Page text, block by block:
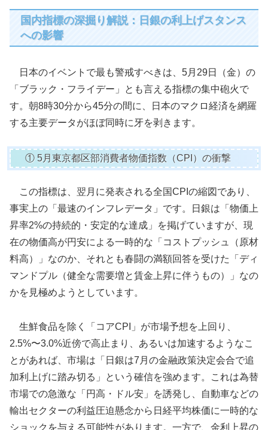
国内指標の深掘り解説：日銀の利上げスタンス
への影響
日本のイベントで最も警戒すべきは、5月29日（金）の
「ブラック・フライデー」とも言える指標の集中砲火で
す。朝8時30分から45分の間に、日本のマクロ経済を網羅
する主要データがほぼ同時に牙を剥きます。
① 5月東京都区部消費者物価指数（CPI）の衝撃
この指標は、翌月に発表される全国CPIの縮図であり、
事実上の「最速のインフレデータ」です。日銀は「物価上
昇率2%の持続的・安定的な達成」を掲げていますが、現
在の物価高が円安による一時的な「コストプッシュ（原材
料高）」なのか、それとも春闘の満額回答を受けた「ディ
マンドプル（健全な需要増と賃金上昇に伴うもの）」なの
かを見極めようとしています。
生鮮食品を除く「コアCPI」が市場予想を上回り、
2.5%〜3.0%近傍で高止まり、あるいは加速するようなこ
とがあれば、市場は「日銀は7月の金融政策決定会合で追
加利上げに踏み切る」という確信を強めます。これは為替
市場での急激な「円高・ドル安」を誘発し、自動車などの
輸出セクターの利益圧迫懸念から日経平均株価に一時的な
ショックを与える可能性があります。一方で、金利上昇の